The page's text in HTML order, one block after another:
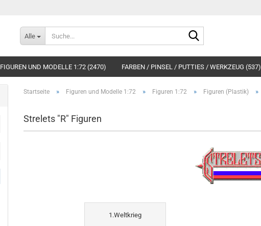
Alle
FIGUREN UND MODELLE 1:72 (2470) FARBEN / PINSEL / PUTTIES / WERKZEUG (537)
Startseite » Figuren und Modelle 1:72 » Figuren 1:72 » Figuren (Plastik) »
Strelets "R" Figuren
1.Weltkrieg